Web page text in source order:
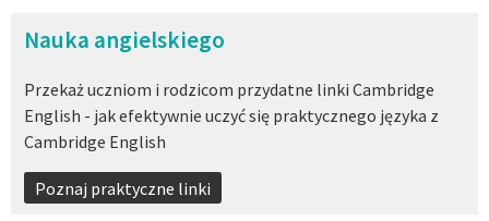
Nauka angielskiego
Przekaż uczniom i rodzicom przydatne linki Cambridge
English - jak efektywnie uczyć się praktycznego języka z
Cambridge English
Poznaj praktyczne linki